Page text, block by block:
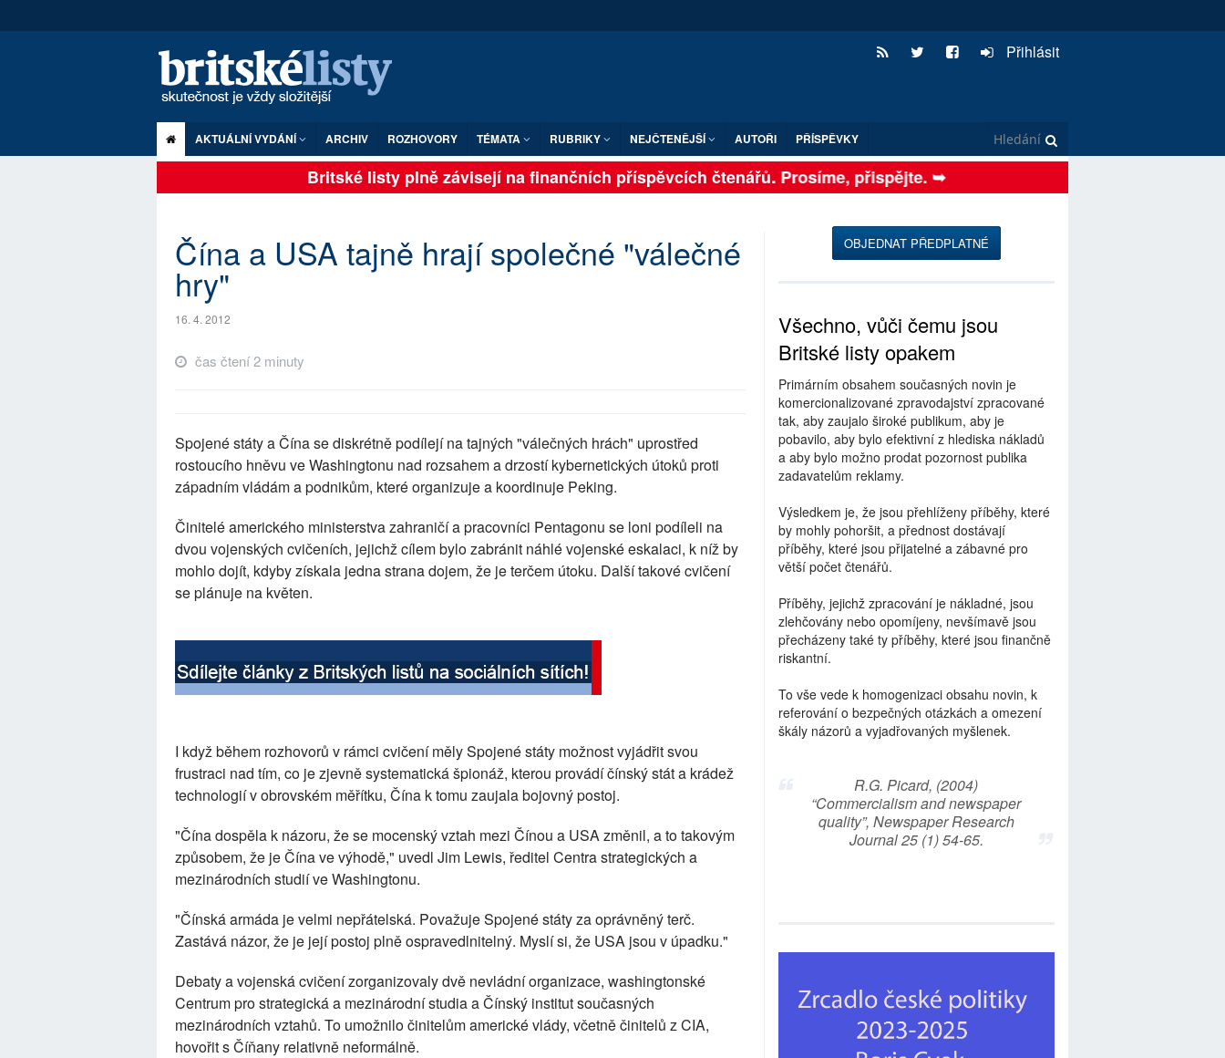
Přihlásit
AKTUÁLNÍ VYDÁNÍ ARCHIV ROZHOVORY TÉMATA RUBRIKY NEJČTENĚJŠÍ AUTOŘI PŘÍSPĚVKY
Britské listy plně závisejí na finančních příspěvcích čtenářů. Prosíme, přispějte. ➥
Čína a USA tajně hrají společné "válečné
hry"
16. 4. 2012
čas čtení 2 minuty
Spojené státy a Čína se diskrétně podílejí na tajných "válečných hrách" uprostřed
rostoucího hněvu ve Washingtonu nad rozsahem a drzostí kybernetických útoků proti
západním vládám a podnikům, které organizuje a koordinuje Peking.
Činitelé amerického ministerstva zahraničí a pracovníci Pentagonu se loni podíleli na
dvou vojenských cvičeních, jejichž cílem bylo zabránit náhlé vojenské eskalaci, k níž by
mohlo dojít, kdyby získala jedna strana dojem, že je terčem útoku. Další takové cvičení
se plánuje na květen.
I když během rozhovorů v rámci cvičení měly Spojené státy možnost vyjádřit svou
frustraci nad tím, co je zjevně systematická špionáž, kterou provádí čínský stát a krádež
technologií v obrovském měřítku, Čína k tomu zaujala bojovný postoj.
"Čína dospěla k názoru, že se mocenský vztah mezi Čínou a USA změnil, a to takovým
způsobem, že je Čína ve výhodě," uvedl Jim Lewis, ředitel Centra strategických a
mezinárodních studií ve Washingtonu.
"Čínská armáda je velmi nepřátelská. Považuje Spojené státy za oprávněný terč.
Zastává názor, že je její postoj plně ospravedlnitelný. Myslí si, že USA jsou v úpadku."
Debaty a vojenská cvičení zorganizovaly dvě nevládní organizace, washingtonské
Centrum pro strategická a mezinárodní studia a Čínský institut současných
mezinárodních vztahů. To umožnilo činitelům americké vlády, včetně činitelů z CIA,
hovořit s Číňany relativně neformálně.
OBJEDNAT PŘEDPLATNÉ
Všechno, vůči čemu jsou
Britské listy opakem
Primárním obsahem současných novin je
komercionalizované zpravodajství zpracované
tak, aby zaujalo široké publikum, aby je
pobavilo, aby bylo efektivní z hlediska nákladů
a aby bylo možno prodat pozornost publika
zadavatelům reklamy.
Výsledkem je, že jsou přehlíženy příběhy, které
by mohly pohoršit, a přednost dostávají
příběhy, které jsou přijatelné a zábavné pro
větší počet čtenářů.
Příběhy, jejichž zpracování je nákladné, jsou
zlehčovány nebo opomíjeny, nevšímavě jsou
přecházeny také ty příběhy, které jsou finančně
riskantní.
To vše vede k homogenizaci obsahu novin, k
referování o bezpečných otázkách a omezení
škály názorů a vyjadřovaných myšlenek.
R.G. Picard, (2004)
“Commercialism and newspaper
quality”, Newspaper Research
Journal 25 (1) 54-65.